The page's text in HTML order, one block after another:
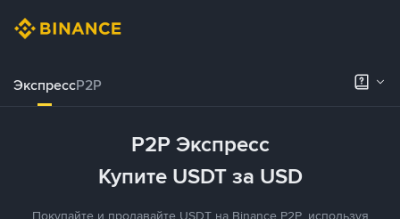
ЭкспрессP2P
P2P Экспресс
Купите USDT за USD
Покупайте и продавайте USDT на Binance P2P, используя